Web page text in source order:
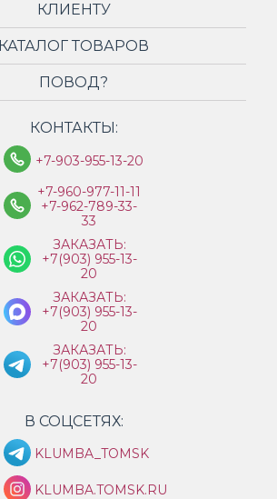
КЛИЕНТУ
КАТАЛОГ ТОВАРОВ
ПОВОД?
КОНТАКТЫ:
+7-903-955-13-20
+7-960-977-11-11
+7-962-789-33-
33
ЗАКАЗАТЬ:
+7(903) 955-13-
20
ЗАКАЗАТЬ:
+7(903) 955-13-
20
ЗАКАЗАТЬ:
+7(903) 955-13-
20
В СОЦСЕТЯХ:
KLUMBA_TOMSK
KLUMBA.TOMSK.RU